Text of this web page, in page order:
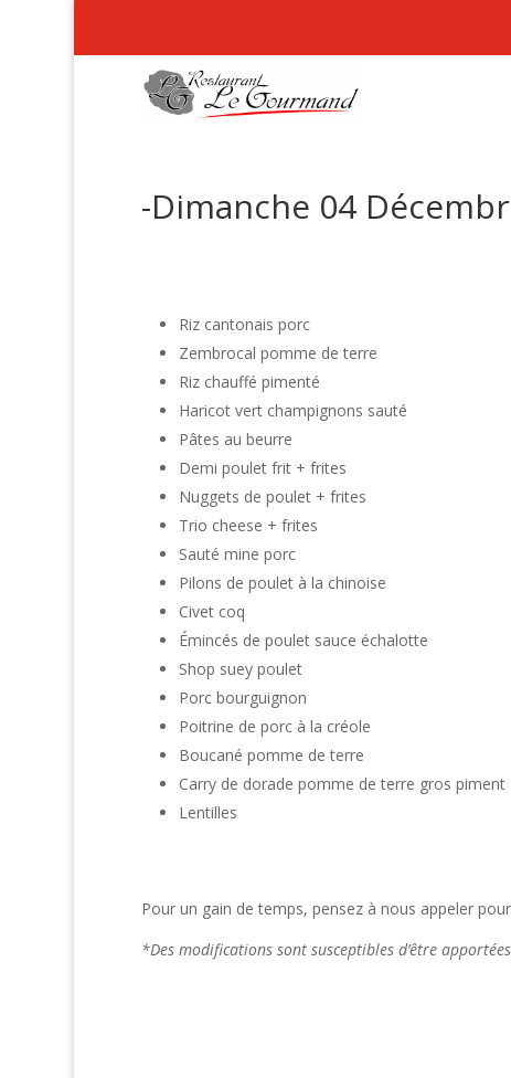
-Dimanche 04
Riz cantonais porc
Zembrocal pomme de terre
Riz chauffé pimenté
Haricot vert champignons sauté
Pâtes au beurre
Demi poulet frit + frites
Nuggets de poulet + frites
Trio cheese + frites
Sauté mine porc
Pilons de poulet à la chinoise
Civet coq
Émincés de poulet sauce échalotte
Shop suey poulet
Porc bourguignon
Poitrine de porc à la créole
Boucané pomme de terre
Carry de dorade pomme de terre gros piment
Lentilles
Pour un gain de temps, pensez à nous appeler
*Des modifications sont susceptibles d’être